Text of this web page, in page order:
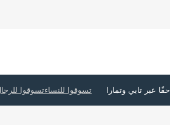
تسوقوا للنساءتسوقوا